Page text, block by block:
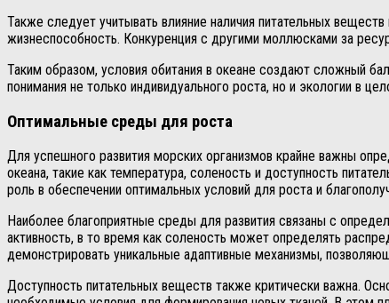
Также следует учитывать влияние наличия питательных
жизнеспособность. Конкуренция с другими моллюсками за
Таким образом, условия обитания в океане создают сложный
понимания не только индивидуального роста, но и экологии в
Оптимальные среды для роста
Для успешного развития морских организмов крайне важны
океана, такие как температура, соленость и доступность
роль в обеспечении оптимальных условий для роста и
Наиболее благоприятные среды для развития связаны с
активность, в то время как соленость может определять
демонстрировать уникальные адаптивные механизмы,
Доступность питательных веществ также критически важна.